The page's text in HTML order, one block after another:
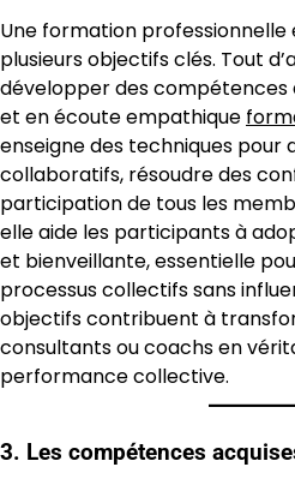
Une formation professionnelle
plusieurs objectifs clés. Tout
développer des
et en écoute empathique
enseigne des techniques pour
collaboratifs, résoudre des
participation de tous les
elle aide les participants à
et bienveillante, essentielle
processus collectifs sans
objectifs contribuent à
consultants ou coachs en
performance collective.
3. Les compétences